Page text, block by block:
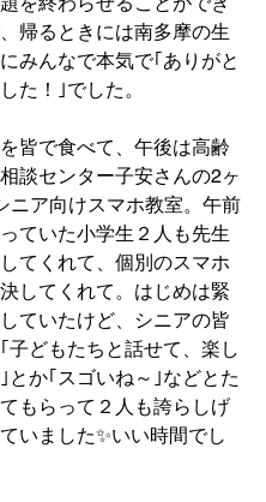
帰るときには南多摩の生
みんなで本気で｢ありがと
た！｣でした。
皆で食べて、午後は高齢
談センター子安さんの2ヶ
ニア向けスマホ教室。午前
ていた小学生２人も先生
てくれて、個別のスマホ
してくれて。はじめは緊
ていたけど、シニアの皆
子どもたちと話せて、楽し
とか｢スゴいね～｣などとた
もらって２人も誇らしげ
いました✨️いい時間でし